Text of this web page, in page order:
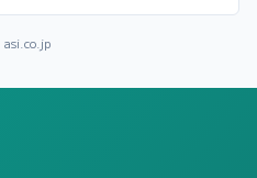
asi.co.jp